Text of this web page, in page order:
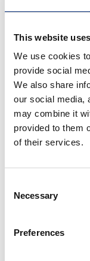
This website
We use cookies
provide social
We also share
our social media,
may combine it
provided to them
of their services.
Selection
Necessary
Preferences
veröffentlichten
gekennzeichnet -
BILSTEIN GMBH
Vervielfältigung,
Sendung und
schriftliche
GMBH + CO. KG
Die FERDINAND
Angaben dienen
allgemeinen